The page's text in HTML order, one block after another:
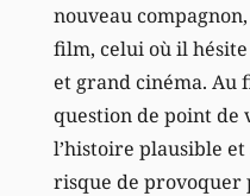
nouveau
film, celui où il
et grand cinéma. Au
question de point de
l’histoire plausible
risque de provoquer